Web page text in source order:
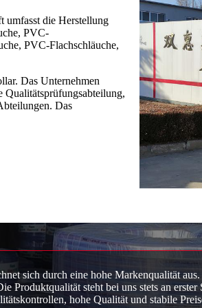
umfasst die Herstellung
PVC-
PVC-Flachschläuche,
Das Unternehmen
Qualitätsprüfungsabteilung,
Das
sich durch eine hohe Markenqualität
steht bei uns stets an
hohe Qualität und stabile